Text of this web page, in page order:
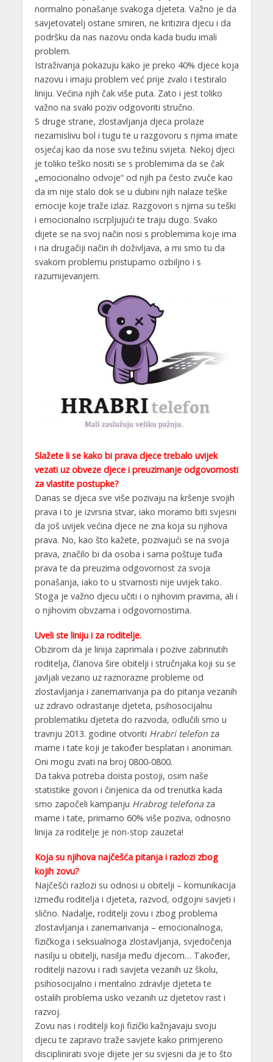
normalno ponašanje svakoga djeteta. Važno je da
savjetovatelj ostane smiren, ne kritizira djecu i da
podršku da nas nazovu onda kada budu imali
problem.
Istraživanja pokazuju kako je preko 40% djece koja
nazovu i imaju problem već prije zvalo i testiralo
liniju. Većina njih čak više puta. Zato i jest toliko
važno na svaki poziv odgovoriti stručno.
S druge strane, zlostavljanja djeca prolaze
nezamislivu bol i tugu te u razgovoru s njima imate
osjećaj kao da nose svu težinu svijeta. Nekoj djeci
je toliko teško nositi se s problemima da se čak
„emocionalno odvoje“ od njih pa često zvuče kao
da im nije stalo dok se u dubini njih nalaze teške
emocije koje traže izlaz. Razgovori s njima su teški
i emocionalno iscrpljujući te traju dugo. Svako
dijete se na svoj način nosi s problemima koje ima
i na drugačiji način ih doživljava, a mi smo tu da
svakom problemu pristupamo ozbiljno i s
razumijevanjem.
Slažete li se kako bi prava djece trebalo uvijek
vezati uz obveze djece i preuzimanje odgovornosti
za vlastite postupke?
Danas se djeca sve više pozivaju na kršenje svojih
prava i to je izvrsna stvar, iako moramo biti svjesni
da još uvijek većina djece ne zna koja su njihova
prava. No, kao što kažete, pozivajući se na svoja
prava, značilo bi da osoba i sama poštuje tuđa
prava te da preuzima odgovornost za svoja
ponašanja, iako to u stvarnosti nije uvijek tako.
Stoga je važno djecu učiti i o njihovim pravima, ali i
o njihovim obvzama i odgovornostima.
Uveli ste liniju i za roditelje.
Obzirom da je linija zaprimala i pozive zabrinutih
roditelja, članova šire obitelji i stručnjaka koji su se
javljali vezano uz raznorazne probleme od
zlostavljanja i zanemarivanja pa do pitanja vezanih
uz zdravo odrastanje djeteta, psihosocijalnu
problematiku djeteta do razvoda, odlučili smo u
travnju 2013. godine otvoriti Hrabri telefonza
mame i tate koji je također besplatan i anoniman.
Oni mogu zvati na broj 0800-0800.
Da takva potreba doista postoji, osim naše
statistike govori i činjenica da od trenutka kada
smo započeli kampanju Hrabrog telefonaza
mame i tate, primamo 60% više poziva, odnosno
linija za roditelje je non-stop zauzeta!
Koja su njihova najčešća pitanja i razlozi zbog
kojih zovu?
Najčešći razlozi su odnosi u obitelji – komunikacija
između roditelja i djeteta, razvod, odgojni savjeti i
slično. Nadalje, roditelji zovu i zbog problema
zlostavljanja i zanemarivanja – emocionalnoga,
fizičkoga i seksualnoga zlostavljanja, svjedočenja
nasilju u obitelji, nasilja među djecom… Također,
roditelji nazovu i radi savjeta vezanih uz školu,
psihosocijalno i mentalno zdravlje djeteta te
ostalih problema usko vezanih uz djetetov rast i
razvoj.
Zovu nas i roditelji koji fizički kažnjavaju svoju
djecu te zapravo traže savjete kako primjereno
disciplinirati svoje dijete jer su svjesni da je to što